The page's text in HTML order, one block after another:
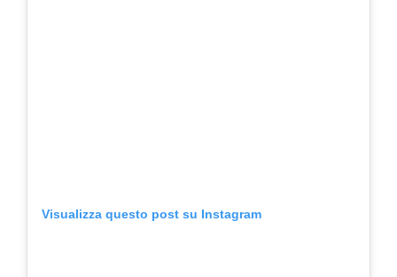
Visualizza questo post su Instagram